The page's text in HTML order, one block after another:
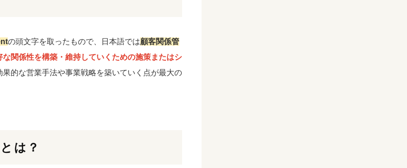
の頭文字を取ったもので、日本語では顧客関係管
な関係性を構築・維持していくための施策またはシ
的な営業手法や事業戦略を築いていく点が最大の
は？